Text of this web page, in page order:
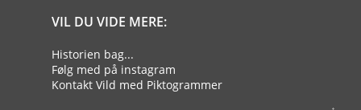
VIL DU VIDE MERE:
Historien bag...
Følg med på instagram
Kontakt Vild med Piktogrammer